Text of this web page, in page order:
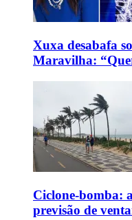
Xuxa desabafa
Maravilha:
Ciclone-bomba:
previsão de